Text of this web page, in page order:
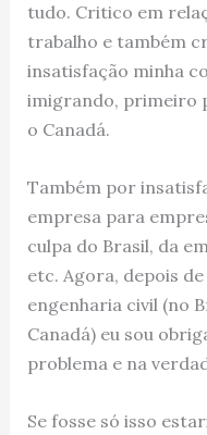
tudo. Critico em
trabalho e também
insatisfação minha
imigrando, primeiro
o Canadá.
Também por
empresa para
culpa do Brasil, da
etc. Agora, depois
engenharia civil (no
Canadá) eu sou
problema e na
Se fosse só isso